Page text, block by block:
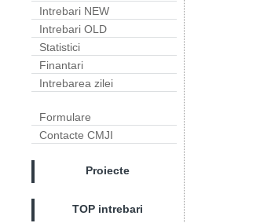
Intrebari NEW
Intrebari OLD
Statistici
Finantari
Intrebarea zilei
Formulare
Contacte CMJI
Proiecte
TOP intrebari